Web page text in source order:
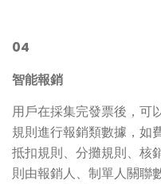
04
智能報銷
用戶在採集完發票後，可
規則進行報銷類數據，如
抵扣規則、分攤規則、核
則由報銷人、制單人關聯